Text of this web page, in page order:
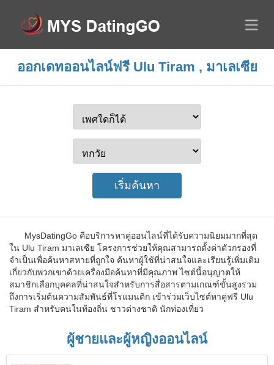
ออกเดทออนไลน์ฟรี Ulu Tiram , มาเลเซีย
MysDatingGo คือบริการหาคู่ออนไลน์ที่ได้รับความนิยมมากที่สุด
ใน Ulu Tiram มาเลเซีย โครงการช่วยให้คุณสามารถตั้งค่าตัวกรองที่
จำเป็นเพื่อค้นหาสหายที่ถูกใจ ค้นหาผู้ใช้ที่น่าสนใจและเรียนรู้เพิ่มเติม
เกี่ยวกับพวกเขาด้วยเครื่องมือค้นหาที่มีคุณภาพ ไซต์นี้อนุญาตให้
สมาชิกเลือกบุคคลที่น่าสนใจสำหรับการสื่อสารตามเกณฑ์ขั้นสูงรวม
ถึงการเริ่มต้นความสัมพันธ์ที่โรแมนติก เข้าร่วมเว็บไซต์หาคู่ฟรี Ulu
Tiram สำหรับคนในท้องถิ่น ชาวต่างชาติ นักท่องเที่ยว
ผู้ชายและผู้หญิงออนไลน์